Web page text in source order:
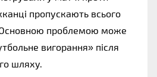
пропускають всього
проблемою може
вигорання» після
шляху.